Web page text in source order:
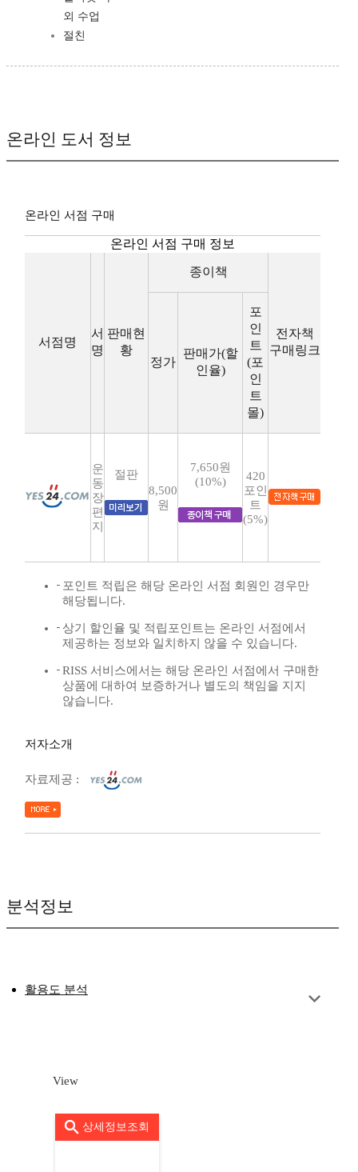
외 수업
절친
온라인 도서 정보
온라인 서점 구매
온라인 서점 구매 정보
서점명
서
명
판매현
황
종이책
전자책
구매링크
정가
판매가(할
인율)
포
인
트
(포
인
트
몰)
운
동
장
편
지
절판
8,500
원
7,650원
(10%)
420
포인
트
(5%)
포인트 적립은 해당 온라인 서점 회원인 경우만
해당됩니다.
상기 할인율 및 적립포인트는 온라인 서점에서
제공하는 정보와 일치하지 않을 수 있습니다.
RISS 서비스에서는 해당 온라인 서점에서 구매한
상품에 대하여 보증하거나 별도의 책임을 지지
않습니다.
저자소개
자료제공 :
분석정보
활용도 분석
View
상세정보조회